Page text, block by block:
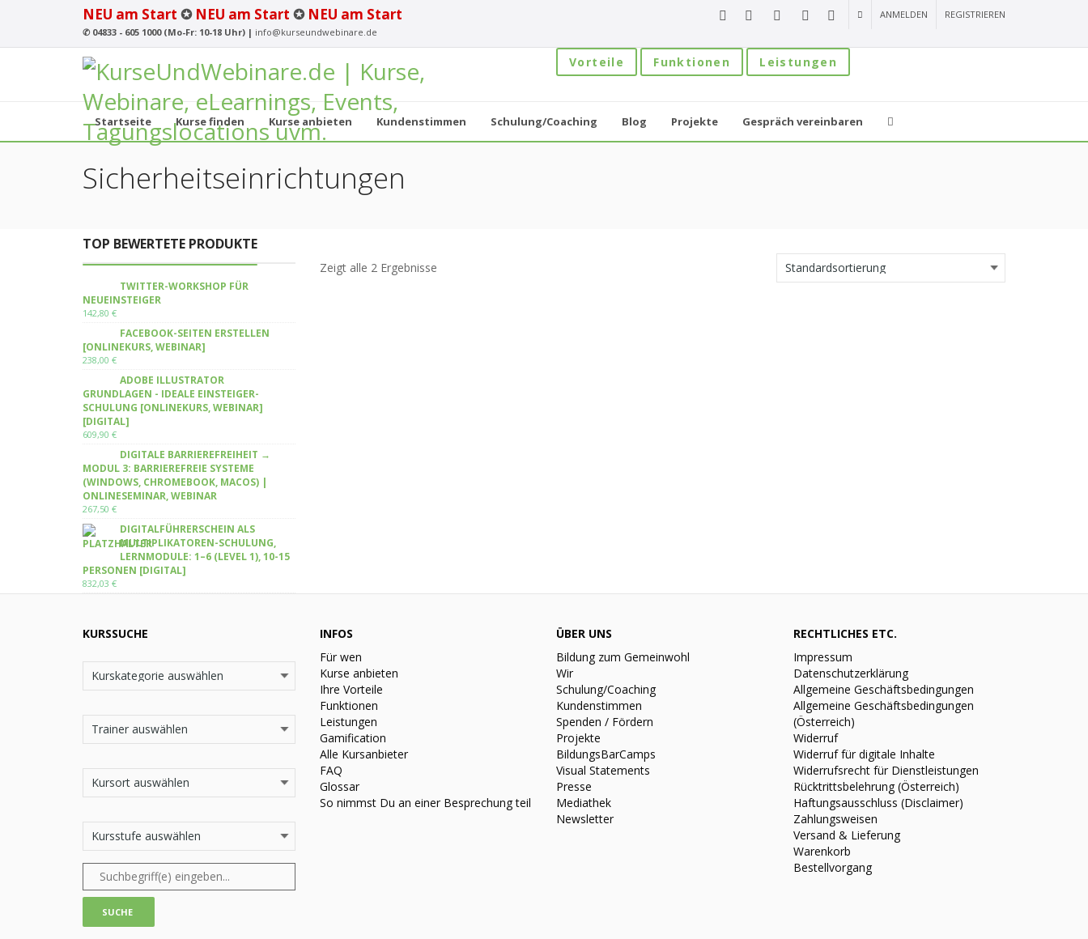
NEU am Start ✪ NEU am Start ✪ NEU am Start
✆04833 - 605 1000 (Mo-Fr: 10-18 Uhr) | info@kurseundwebinare.de
ANMELDEN REGISTRIEREN
Vorteile Funktionen Leistungen
Startseite Kurse finden Kurse anbieten Kundenstimmen Schulung/Coaching Blog Projekte Gespräch vereinbaren
Sicherheitseinrichtungen
Zeigt alle 2 Ergebnisse
TOP BEWERTETE PRODUKTE
TWITTER-WORKSHOP FÜR
NEUEINSTEIGER
142,80 €
FACEBOOK-SEITEN ERSTELLEN
[ONLINEKURS, WEBINAR]
238,00 €
ADOBE ILLUSTRATOR
GRUNDLAGEN - IDEALE EINSTEIGER-
SCHULUNG [ONLINEKURS, WEBINAR]
[DIGITAL]
609,90 €
DIGITALE BARRIEREFREIHEIT →
MODUL 3: BARRIEREFREIE SYSTEME
(WINDOWS, CHROMEBOOK, MACOS) |
ONLINESEMINAR, WEBINAR
267,50 €
DIGITALFÜHRERSCHEIN ALS
MULTIPLIKATOREN-SCHULUNG,
LERNMODULE: 1–6 (LEVEL 1), 10-15
PERSONEN [DIGITAL]
832,03 €
KURSSUCHE
INFOS
Für wen
Kurse anbieten
Ihre Vorteile
Funktionen
Leistungen
Gamification
Alle Kursanbieter
FAQ
Glossar
So nimmst Du an einer Besprechung teil
ÜBER UNS
Bildung zum Gemeinwohl
Wir
Schulung/Coaching
Kundenstimmen
Spenden / Fördern
Projekte
BildungsBarCamps
Visual Statements
Presse
Mediathek
Newsletter
RECHTLICHES ETC.
Impressum
Datenschutzerklärung
Allgemeine Geschäftsbedingungen
Allgemeine Geschäftsbedingungen
(Österreich)
Widerruf
Widerruf für digitale Inhalte
Widerrufsrecht für Dienstleistungen
Rücktrittsbelehrung (Österreich)
Haftungsausschluss (Disclaimer)
Zahlungsweisen
Versand & Lieferung
Warenkorb
Bestellvorgang